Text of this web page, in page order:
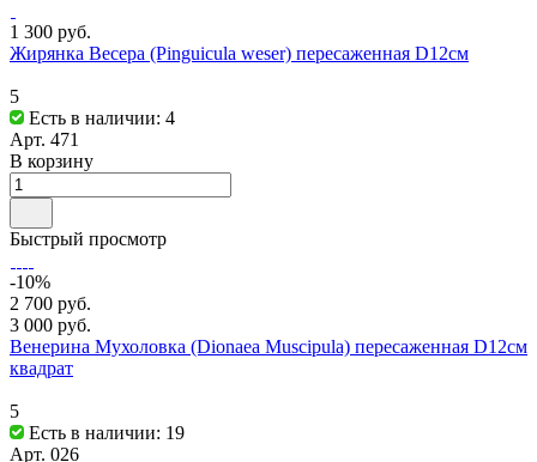
1 300 руб.
Жирянка Весера (Pinguicula weser) пересаженная D12см
5
Есть в наличии: 4
Арт. 471
В корзину
Быстрый просмотр
-10%
2 700 руб.
3 000 руб.
Венерина Мухоловка (Dionaea Muscipula) пересаженная D12см
квадрат
5
Есть в наличии: 19
Арт. 026